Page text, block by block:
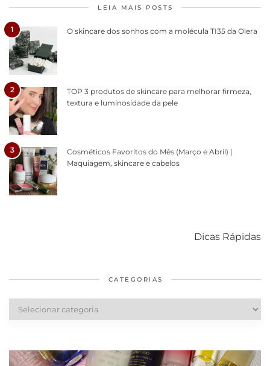
LEIA MAIS POSTS
1 O skincare dos sonhos com a molécula TI35 da Olera
2
TOP 3 produtos de skincare para melhorar firmeza,
textura e luminosidade da pele
3
Cosméticos Favoritos do Mês (Março e Abril) |
Maquiagem, skincare e cabelos
Dicas Rápidas
diários
cabelos
CATEGORIAS